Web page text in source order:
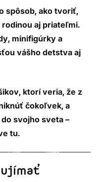
spôsob, ako tvoriť,
aj priateľmi.
minifigúrky a
vášho detstva aj
ktorí veria, že z
čokoľvek, a
svojho sveta –
tu.